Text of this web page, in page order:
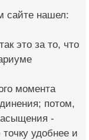
сайте нашел:
это за то, что
момента
потом,
-
удобнее и